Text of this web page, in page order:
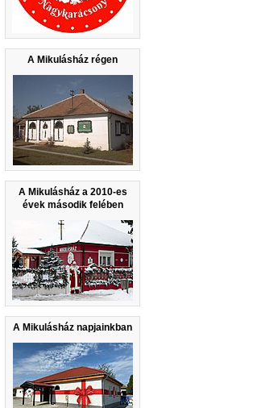
A Mikulásház régen
A Mikulásház a 2010-es
évek második felében
A Mikulásház napjainkban